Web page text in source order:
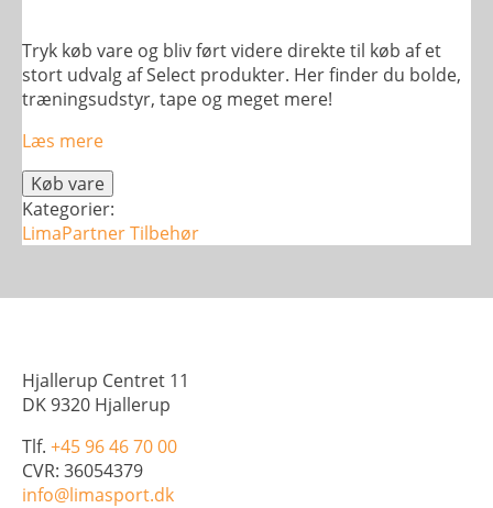
Tryk køb vare og bliv ført videre direkte til køb af et
stort udvalg af Select produkter. Her finder du bolde,
træningsudstyr, tape og meget mere!
Læs mere
Køb vare
Kategorier:
LimaPartnerTilbehør
Hjallerup Centret 11
DK 9320 Hjallerup
Tlf. +45 96 46 70 00
CVR: 36054379
info@limasport.dk